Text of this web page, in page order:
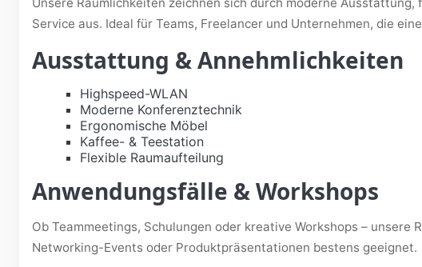
Service aus. Ideal für Teams, Freelancer und Unternehmen, die
Ausstattung & Annehmlichkeiten
Highspeed-WLAN
Moderne Konferenztechnik
Ergonomische Möbel
Kaffee- & Teestation
Flexible Raumaufteilung
Anwendungsfälle & Workshops
Ob Teammeetings, Schulungen oder kreative Workshops – unsere
Networking-Events oder Produktpräsentationen bestens geeignet.